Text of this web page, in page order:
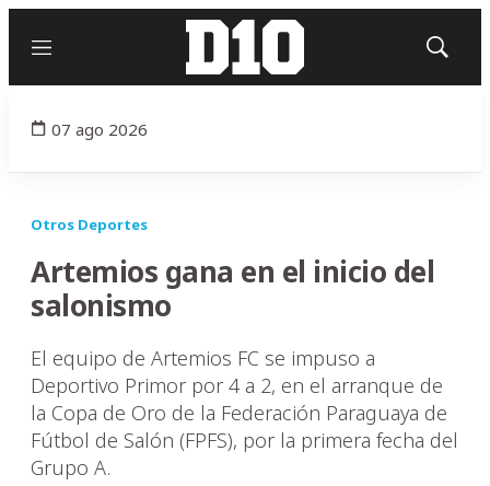
Menú
Mostrar
07 ago 2026
Otros Deportes
Artemios gana en el inicio del
salonismo
El equipo de Artemios FC se impuso a
Deportivo Primor por 4 a 2, en el arranque de
la Copa de Oro de la Federación Paraguaya de
Fútbol de Salón (FPFS), por la primera fecha del
Grupo A.